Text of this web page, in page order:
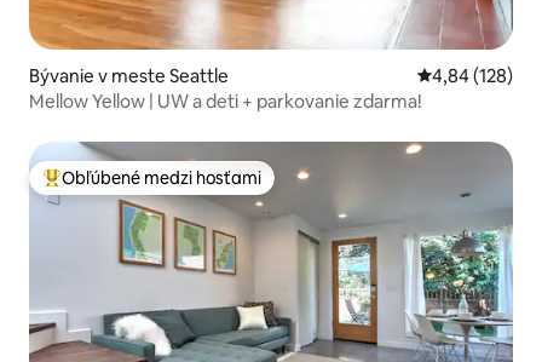
Bývanie v meste Seattle Priemerné
4,84 (128)
Mellow Yellow | UW a deti + parkovanie zdarma!
Najobľúbenejšie medzi hosťami
Obľúbené medzi hosťami